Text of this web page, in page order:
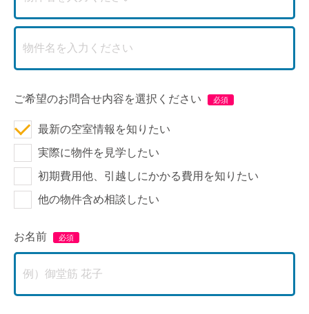
ご希望のお問合せ内容を選択ください
最新の空室情報を知りたい
実際に物件を見学したい
初期費用他、引越しにかかる費用を知りたい
他の物件含め相談したい
お名前